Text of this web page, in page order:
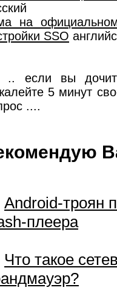
на
SSO
.. если вы
5 минут
....
Android-троян
плеера
Что такое